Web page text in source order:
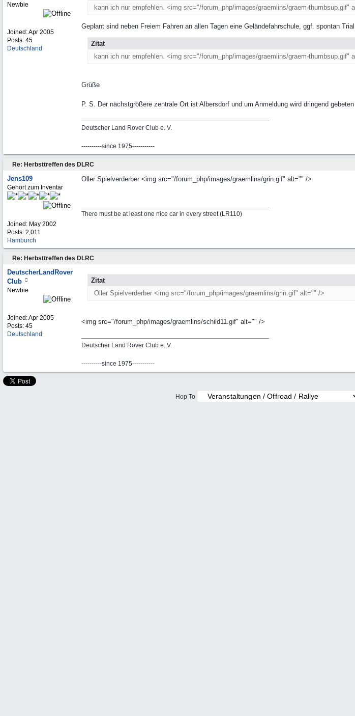
Newbie
Joined:Apr 2005
Posts: 45
Deutschland
kann ich nur empfehlen. <img src="/forum_php/images/graemlins/graem-thumbsup.gif"
Geplant sind neben Freiem Fahren an allen Tagen eine Geländefahrschule, ggf. spontan
Zitat
kann ich nur empfehlen. <img src="/forum_php/images/graemlins/graem-thumbsup.gif"
Grüße
P. S. Der nächstgrößere zentrale Ort ist Albersdorf und um Anmeldung wird dringend
Deutscher Land Rover Club e. V.
----------since 1975-----------
Re: Herbsttreffen des DLRC
Jens109
Gehört zum Inventar
Joined: May 2002
Posts: 2,011
Hamburch
Oller Spielverderber <img src="/forum_php/images/graemlins/grin.gif" alt="" />
There must be at least one nice car in every street (LR110)
Re: Herbsttreffen des DLRC
DeutscherLandRover
Club
Newbie
Joined:Apr 2005
Posts: 45
Deutschland
Zitat
Oller Spielverderber <img src="/forum_php/images/graemlins/grin.gif" alt="" />
<img src="/forum_php/images/graemlins/schild11.gif" alt="" />
Deutscher Land Rover Club e. V.
----------since 1975-----------
Hop To